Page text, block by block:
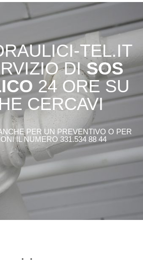
TEL.IT
DISOS
24 ORE SU
CERCAVI
PER UN PREVENTIVO O PER
IL NUMERO 331.534 88 44